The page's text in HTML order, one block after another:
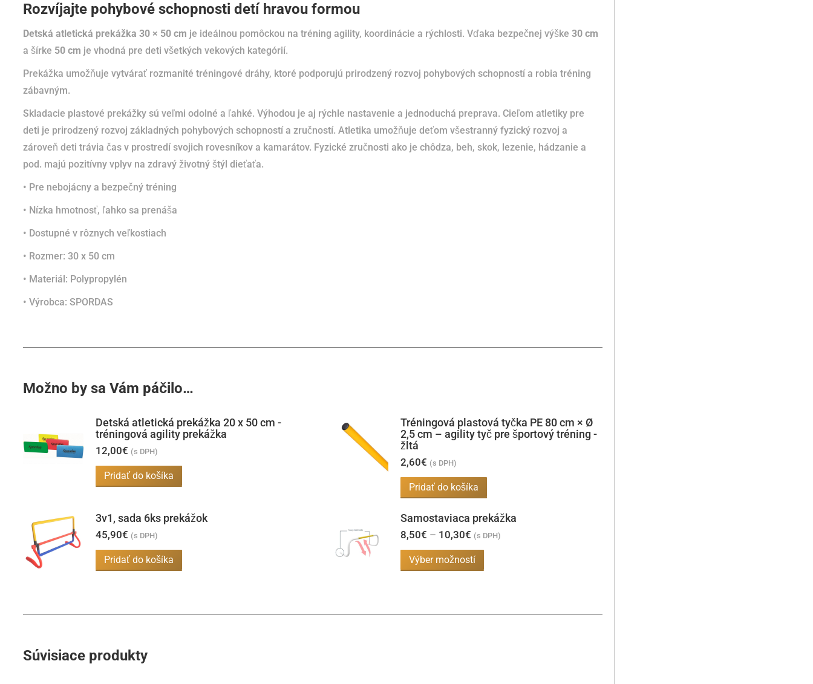
Rozvíjajte pohybové schopnosti detí hravou formou
Detská atletická prekážka 30 × 50 cm je ideálnou pomôckou na tréning agility, koordinácie a rýchlosti. Vďaka bezpečnej výške 30 cm
a šírke 50 cm je vhodná pre deti všetkých vekových kategórií.
Prekážka umožňuje vytvárať rozmanité tréningové dráhy, ktoré podporujú prirodzený rozvoj pohybových schopností a robia tréning
zábavným.
Skladacie plastové prekážky sú veľmi odolné a ľahké. Výhodou je aj rýchle nastavenie a jednoduchá preprava. Cieľom atletiky pre
deti je prirodzený rozvoj základných pohybových schopností a zručností. Atletika umožňuje deťom všestranný fyzický rozvoj a
zároveň deti trávia čas v prostredí svojich rovesníkov a kamarátov. Fyzické zručnosti ako je chôdza, beh, skok, lezenie, hádzanie a
pod. majú pozitívny vplyv na zdravý životný štýl dieťaťa.
• Pre nebojácny a bezpečný tréning
• Nízka hmotnosť, ľahko sa prenáša
• Dostupné v rôznych veľkostiach
• Rozmer: 30 x 50 cm
• Materiál: Polypropylén
• Výrobca: SPORDAS
Možno by sa Vám páčilo…
Detská atletická prekážka 20 x 50 cm -
tréningová agility prekážka
12,00€ (s DPH)
Pridať do košíka
Tréningová plastová tyčka PE 80 cm × Ø
2,5 cm – agility tyč pre športový tréning -
žltá
2,60€ (s DPH)
Pridať do košíka
3v1, sada 6ks prekážok
45,90€ (s DPH)
Pridať do košíka
Samostaviaca prekážka
8,50€ – 10,30€ Price
8,50€
through
(s DPH)
Výber možností
produkt
Súvisiace produkty